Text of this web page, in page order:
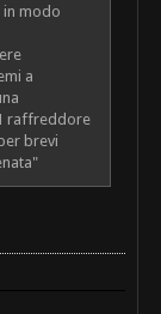
in modo
a
raffreddore
brevi